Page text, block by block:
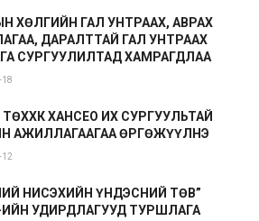
ХӨЛГИЙН ГАЛ УНТРААХ, АВРАХ
ДАРАЛТТАЙ ГАЛ УНТРААХ
СУРГУУЛИЛТАД ХАМРАГДЛАА
ТӨХХК ХАНСЕО ИХ СУРГУУЛЬТАЙ
АЖИЛЛАГААГАА ӨРГӨЖҮҮЛНЭ
НИСЭХИЙН ҮНДЭСНИЙ ТӨВ”
УДИРДЛАГУУД ТУРШЛАГА